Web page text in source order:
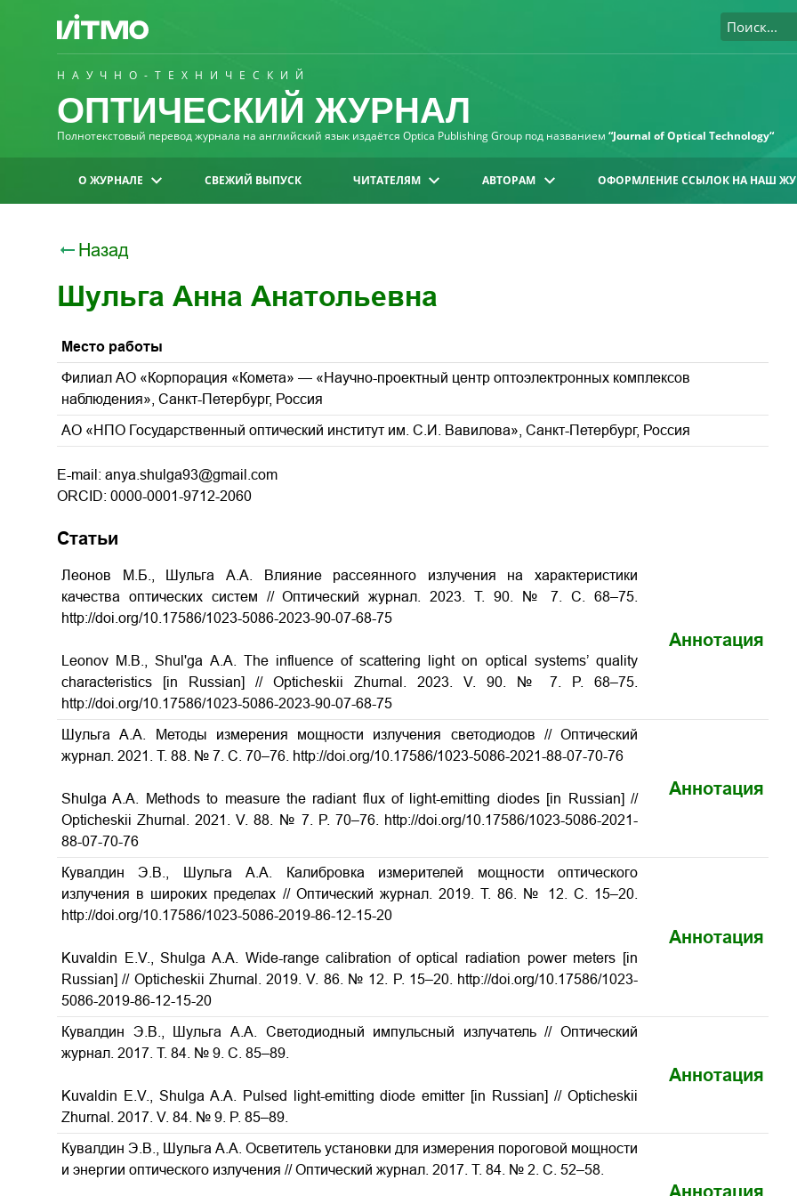
НАУЧНО-ТЕХНИЧЕСКИЙ
ОПТИЧЕСКИЙ ЖУРНАЛ
Полнотекстовый перевод журнала на английский язык издаётся Optica Publishing Group под названием “Journal of Optical Technology“
О ЖУРНАЛЕ СВЕЖИЙ ВЫПУСК ЧИТАТЕЛЯМ АВТОРАМ ОФОРМЛЕНИЕ ССЫЛОК НА НАШ
Назад
Шульга Анна Анатольевна
Место работы
Филиал АО «Корпорация «Комета» — «Научно-проектный центр оптоэлектронных комплексов
наблюдения», Санкт-Петербург, Россия
АО «НПО Государственный оптический институт им. С.И. Вавилова», Санкт-Петербург, Россия
E-mail: anya.shulga93@gmail.com
ORCID: 0000-0001-9712-2060
Статьи
Леонов М.Б., Шульга А.А. Влияние рассеянного излучения на характеристики
качества оптических систем // Оптический журнал. 2023. Т. 90. № 7. С. 68–75.
http://doi.org/10.17586/1023-5086-2023-90-07-68-75
Leonov M.B., Shul'ga A.A. The influence of scattering light on optical systems’ quality
characteristics [in Russian] // Opticheskii Zhurnal. 2023. V. 90. № 7. P. 68–75.
http://doi.org/10.17586/1023-5086-2023-90-07-68-75
Аннотация
Шульга А.А. Методы измерения мощности излучения светодиодов // Оптический
журнал. 2021. Т. 88. № 7. С. 70–76. http://doi.org/10.17586/1023-5086-2021-88-07-70-76
Shulga A.A. Methods to measure the radiant flux of light-emitting diodes [in Russian] //
Opticheskii Zhurnal. 2021. V. 88. № 7. P. 70–76. http://doi.org/10.17586/1023-5086-2021-
88-07-70-76
Аннотация
Кувалдин Э.В., Шульга А.А. Калибровка измерителей мощности оптического
излучения в широких пределах // Оптический журнал. 2019. Т. 86. № 12. С. 15–20.
http://doi.org/10.17586/1023-5086-2019-86-12-15-20
Kuvaldin E.V., Shulga A.A. Wide-range calibration of optical radiation power meters [in
Russian] // Opticheskii Zhurnal. 2019. V. 86. № 12. P. 15–20. http://doi.org/10.17586/1023-
5086-2019-86-12-15-20
Аннотация
Кувалдин Э.В., Шульга А.А. Светодиодный импульсный излучатель// Оптический
журнал. 2017. Т. 84. № 9. С. 85–89.
Kuvaldin E.V., Shulga A.A. Pulsed light-emitting diode emitter [in Russian] // Opticheskii
Zhurnal. 2017. V. 84. № 9. P. 85–89.
Аннотация
Кувалдин Э.В., Шульга А.А. Осветитель установки для измерения пороговой мощности
и энергии оптического излучения // Оптический журнал. 2017. Т. 84. № 2. С. 52–58.
Аннотация